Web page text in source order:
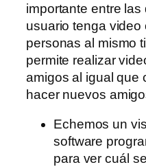
importante entre
usuario tenga video
personas al mismo
permite realizar
amigos al igual que
hacer nuevos
Echemos un
software
para ver cuál